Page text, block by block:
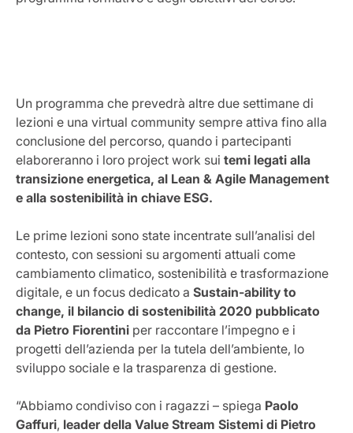
Un programma che prevedrà altre due settimane di
lezioni e una virtual community sempre attiva fino alla
conclusione del percorso, quando i partecipanti
elaboreranno i loro project work sui temi legati alla
transizione energetica, al Lean & Agile Management
e alla sostenibilità in chiave ESG.
Le prime lezioni sono state incentrate sull’analisi del
contesto, con sessioni su argomenti attuali come
cambiamento climatico, sostenibilità e trasformazione
digitale, e un focus dedicato a Sustain-ability to
change, il bilancio di sostenibilità 2020 pubblicato
da Pietro Fiorentini per raccontare l’impegno e i
progetti dell’azienda per la tutela dell’ambiente, lo
sviluppo sociale e la trasparenza di gestione.
“Abbiamo condiviso con i ragazzi – spiega Paolo
Gaffuri, leader della Value Stream Sistemi di Pietro